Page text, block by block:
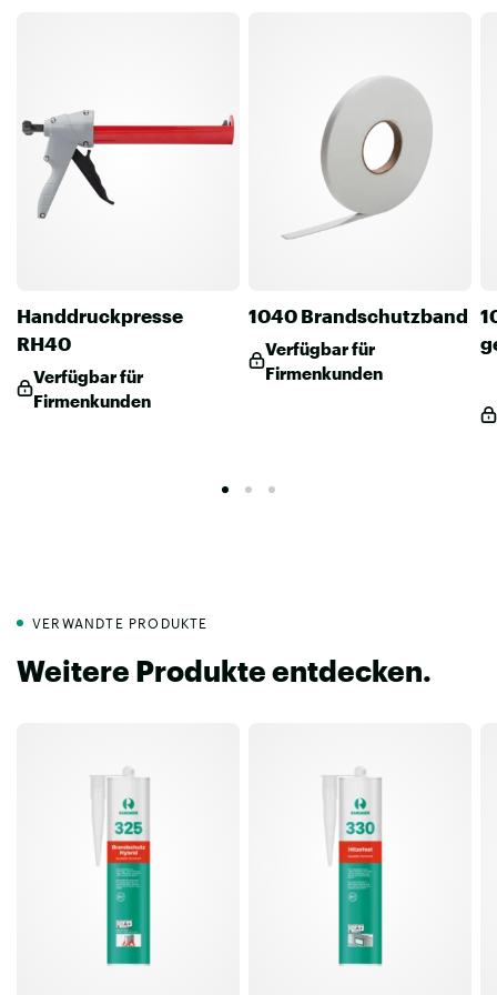
Handdruckpresse
RH40
Verfügbar für
Firmenkunden
1040 Brandschutzband
Verfügbar für
Firmenkunden
VERWANDTE PRODUKTE
Weitere Produkte entdecken.